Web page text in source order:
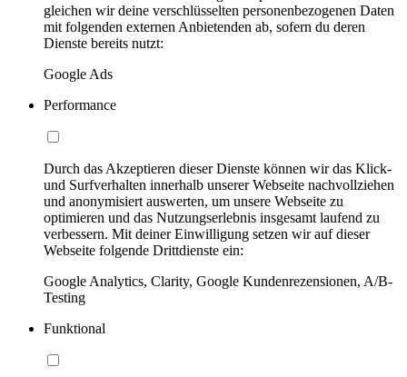
gleichen wir deine verschlüsselten personenbezogenen Daten
mit folgenden externen Anbietenden ab, sofern du deren
Dienste bereits nutzt:
Google Ads
Performance
Durch das Akzeptieren dieser Dienste können wir das Klick-
und Surfverhalten innerhalb unserer Webseite nachvollziehen
und anonymisiert auswerten, um unsere Webseite zu
optimieren und das Nutzungserlebnis insgesamt laufend zu
verbessern. Mit deiner Einwilligung setzen wir auf dieser
Webseite folgende Drittdienste ein:
Google Analytics, Clarity, Google Kundenrezensionen, A/B-
Testing
Funktional